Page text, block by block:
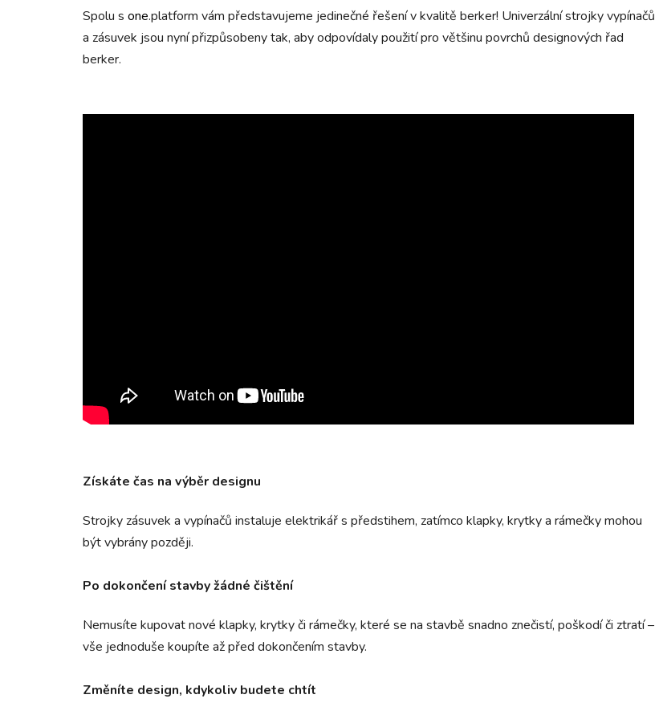
Spolu s one.platform vám představujeme jedinečné řešení v kvalitě berker! Univerzální strojky vypínačů
a zásuvek jsou nyní přizpůsobeny tak, aby odpovídaly použití pro většinu povrchů designových řad
berker.
Získáte čas na výběr designu
Strojky zásuvek a vypínačů instaluje elektrikář s předstihem, zatímco klapky, krytky a rámečky mohou
být vybrány později.
Po dokončení stavby žádné čištění
Nemusíte kupovat nové klapky, krytky či rámečky, které se na stavbě snadno znečistí, poškodí či ztratí –
vše jednoduše koupíte až před dokončením stavby.
Změníte design, kdykoliv budete chtít